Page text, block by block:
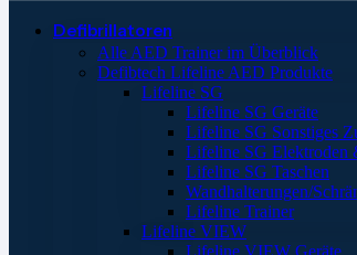
Defibrillatoren
Alle AED Trainer im Überblick
Defibtech Lifeline AED Produkte
Lifeline SG
Lifeline SG Geräte
Lifeline SG Sonstiges
Lifeline SG Elektroden
Lifeline SG Taschen
Wandhalterungen/
Lifeline Trainer
Lifeline VIEW
Lifeline VIEW Geräte